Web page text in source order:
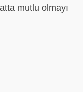
mutlu olmayı